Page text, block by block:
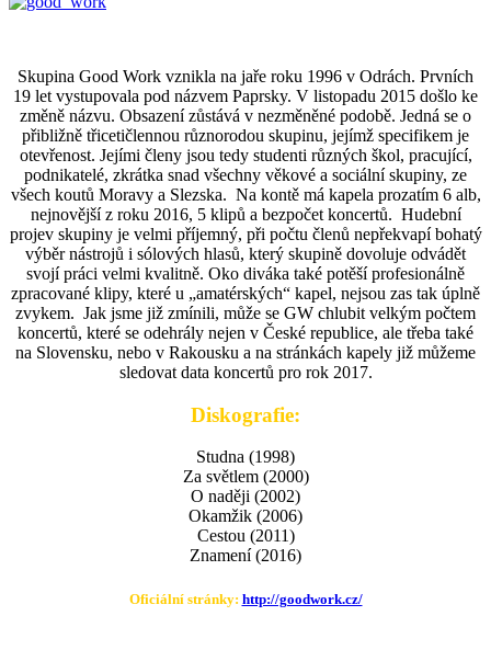
Skupina Good Work vznikla na jaře roku 1996 v Odrách. Prvních
19 let vystupovala pod názvem Paprsky. V listopadu 2015 došlo ke
změně názvu. Obsazení zůstává v nezměněné podobě. Jedná se o
přibližně třicetičlennou různorodou skupinu, jejímž specifikem je
otevřenost. Jejími členy jsou tedy studenti různých škol, pracující,
podnikatelé, zkrátka snad všechny věkové a sociální skupiny, ze
všech koutů Moravy a Slezska. Na kontě má kapela prozatím 6 alb,
nejnovější z roku 2016, 5 klipů a bezpočet koncertů. Hudební
projev skupiny je velmi příjemný, při počtu členů nepřekvapí bohatý
výběr nástrojů i sólových hlasů, který skupině dovoluje odvádět
svojí práci velmi kvalitně. Oko diváka také potěší profesionálně
zpracované klipy, které u „amatérských“ kapel, nejsou zas tak úplně
zvykem. Jak jsme již zmínili, může se GW chlubit velkým počtem
koncertů, které se odehrály nejen v České republice, ale třeba také
na Slovensku, nebo v Rakousku a na stránkách kapely již můžeme
sledovat data koncertů pro rok 2017.
Diskografie:
Studna (1998)
Za světlem (2000)
O naději (2002)
Okamžik (2006)
Cestou (2011)
Znamení (2016)
Oficiální stránky: http://goodwork.cz/